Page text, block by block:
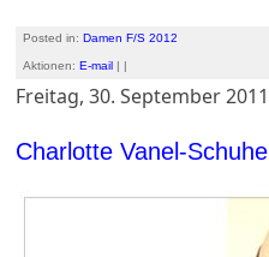
Posted in:Damen F/S 2012
Aktionen:E-mail | |
Freitag, 30. September 2011
Charlotte Vanel-Schuhe